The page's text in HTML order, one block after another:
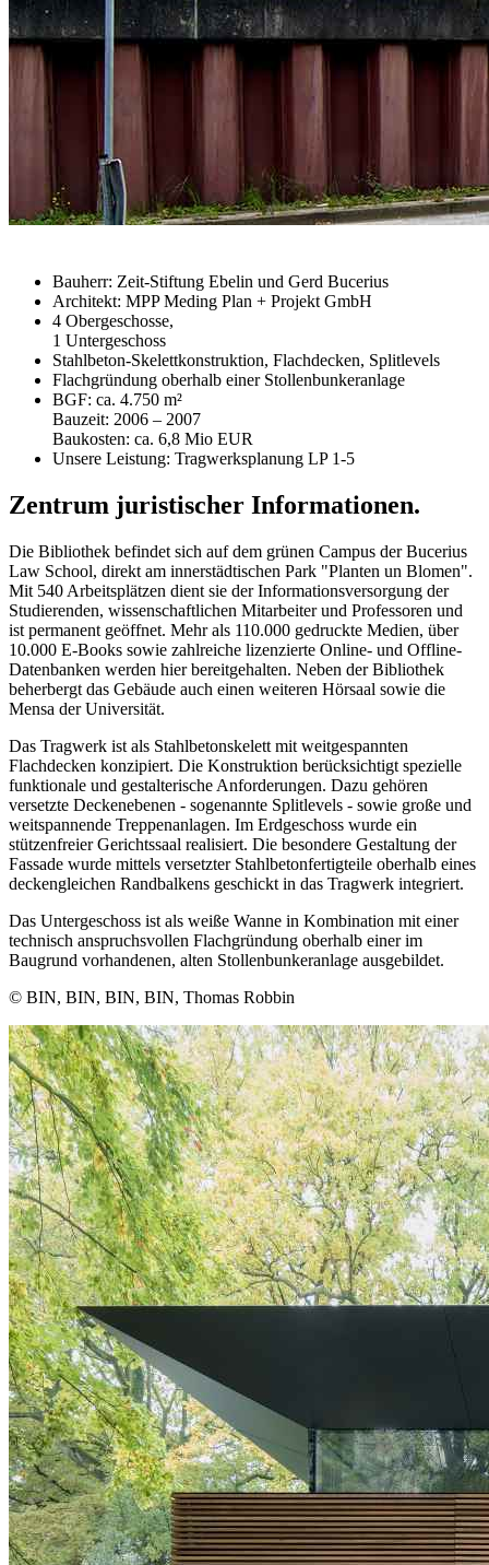
Bauherr: Zeit-Stiftung Ebelin und Gerd Bucerius
Architekt: MPP Meding Plan + Projekt GmbH
4 Obergeschosse,
1 Untergeschoss
Stahlbeton-Skelettkonstruktion, Flachdecken, Splitlevels
Flachgründung oberhalb einer Stollenbunkeranlage
BGF: ca. 4.750 m²
Bauzeit: 2006 – 2007
Baukosten: ca. 6,8 Mio EUR
Unsere Leistung: Tragwerksplanung LP 1-5
Zentrum juristischer Informationen.
Die Bibliothek befindet sich auf dem grünen Campus der Bucerius
Law School, direkt am innerstädtischen Park "Planten un Blomen".
Mit 540 Arbeitsplätzen dient sie der Informationsversorgung der
Studierenden, wissenschaftlichen Mitarbeiter und Professoren und
ist permanent geöffnet. Mehr als 110.000 gedruckte Medien, über
10.000 E-Books sowie zahlreiche lizenzierte Online- und Offline-
Datenbanken werden hier bereitgehalten. Neben der Bibliothek
beherbergt das Gebäude auch einen weiteren Hörsaal sowie die
Mensa der Universität.
Das Tragwerk ist als Stahlbetonskelett mit weitgespannten
Flachdecken konzipiert. Die Konstruktion berücksichtigt spezielle
funktionale und gestalterische Anforderungen. Dazu gehören
versetzte Deckenebenen - sogenannte Splitlevels - sowie große und
weitspannende Treppenanlagen. Im Erdgeschoss wurde ein
stützenfreier Gerichtssaal realisiert. Die besondere Gestaltung der
Fassade wurde mittels versetzter Stahlbetonfertigteile oberhalb eines
deckengleichen Randbalkens geschickt in das Tragwerk integriert.
Das Untergeschoss ist als weiße Wanne in Kombination mit einer
technisch anspruchsvollen Flachgründung oberhalb einer im
Baugrund vorhandenen, alten Stollenbunkeranlage ausgebildet.
© BIN, BIN, BIN, BIN, Thomas Robbin